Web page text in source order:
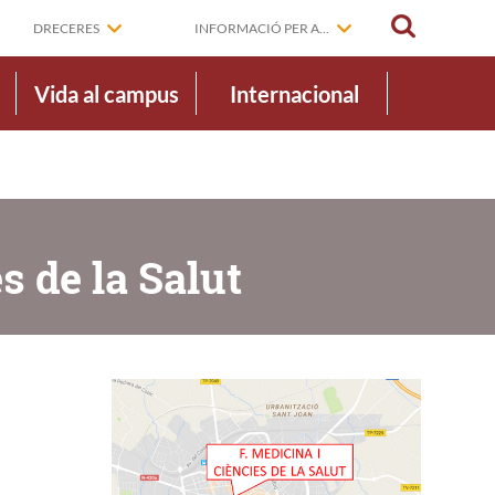
DRECERES INFORMACIÓ PER A...
Vida al campus Internacional
de la Salut